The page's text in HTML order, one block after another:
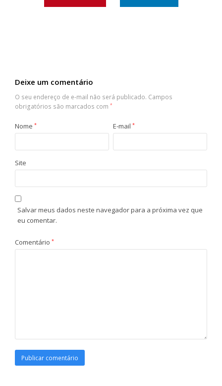
Deixe um comentário
O seu endereço de e-mail não será publicado. Campos
obrigatórios são marcados com *
Nome * E-mail *
Site
Salvar meus dados neste navegador para a próxima vez que
eu comentar.
Comentário *